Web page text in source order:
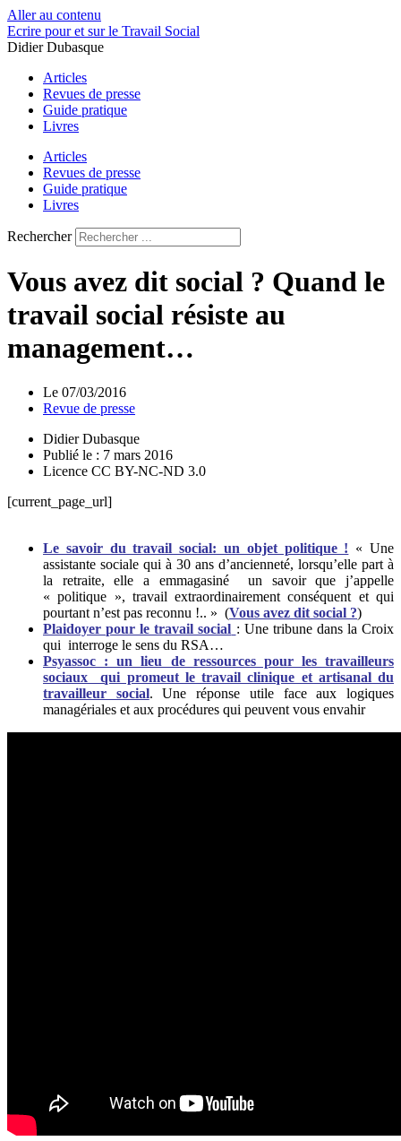
Aller au contenu
Ecrire pour et sur le Travail Social
Didier Dubasque
Articles
Revues de presse
Guide pratique
Livres
Articles
Revues de presse
Guide pratique
Livres
Rechercher
Vous avez dit social ? Quand le
travail social résiste au
management…
Le 07/03/2016
Revue de presse
Didier Dubasque
Publié le : 7 mars 2016
Licence CC BY-NC-ND 3.0
[current_page_url]
Le savoir du travail social: un objet politique ! «Une
assistante sociale qui à 30 ans d’ancienneté, lorsqu’elle part à
la retraite, elle a emmagasiné un savoir que j’appelle
« politique », travail extraordinairement conséquent et qui
pourtant n’est pas reconnu !.. » (Vous avez dit social ?)
Plaidoyer pour le travail social : Une tribune dans la Croix
qui interroge le sens du RSA…
Psyassoc : un lieu de ressources pour les travailleurs
sociaux qui promeut le travail clinique et artisanal du
travailleur social.Une réponse utile face aux logiques
managériales et aux procédures qui peuvent vous envahir